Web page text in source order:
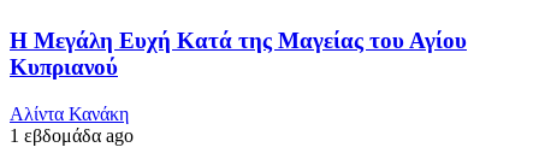
Η Μεγάλη Ευχή Κατά της Μαγείας του Αγίου
Κυπριανού
Αλίντα Κανάκη
1 εβδομάδα ago